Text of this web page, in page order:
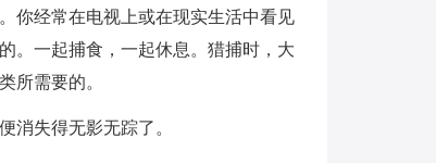
你经常在电视上或在现实生活中看见
。一起捕食，一起休息。猎捕时，大
所需要的。
消失得无影无踪了。